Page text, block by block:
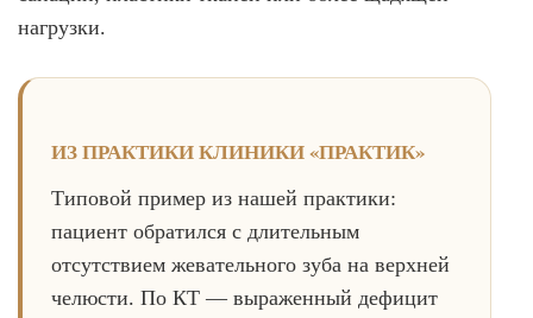
нагрузки.
ИЗ ПРАКТИКИ КЛИНИКИ «ПРАКТИК»
Типовой пример из нашей практики:
пациент обратился с длительным
отсутствием жевательного зуба на верхней
челюсти. По КТ — выраженный дефицит